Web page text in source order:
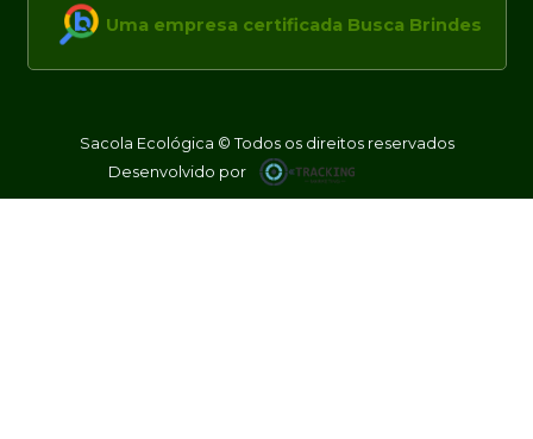
Uma empresa certificada Busca Brindes
Sacola Ecológica © Todos os direitos reservados
Desenvolvido por